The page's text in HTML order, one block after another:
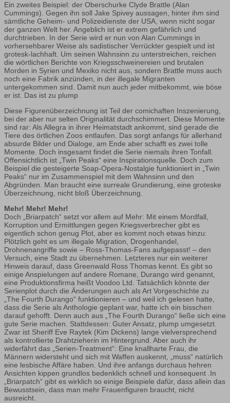
Ein zweites Beispiel: der Oberschurke Clyde Brattle (Alan
Cummings). Gegen ihn soll Jake Spivey aussagen, hinter ihm sind
sämtliche Geheim- und Polizeidienste der USA, wenn nicht sogar
der ganzen Welt her. Angeblich ist er extrem gefährlich und
durchtrieben. In der Serie wird er nun von Alan Cummings in
vorhersehbarer Weise als sadistischer Verrückter gespielt und ist
grotesk-lachhaft. Um seinen Wahnsinn zu unterstreichen, reichen
die wörtlichen Berichte von Kriegsschweinereien und brutalen
Morden in Syrien und Mexiko nicht aus, sondern Brattle muss auch
noch eine Fabrik anzünden, in der illegale Migranten
untergekommen sind. Damit nun auch jeder mitbekommt, wie böse
er ist. Das ist zu plump
Diese Figurenüberzeichnung ist Teil der comichaften Inszenierung,
bei der aber nur selten Originalität durchschimmert. Diese Momente
sind rar: Als Allegra in ihrer Heimatstadt ankommt, sind gerade die
Tiere des örtlichen Zoos entlaufen. Das sorgt anfangs für allerhand
absurde Bilder und Dialoge, am Ende aber schafft es zwei tolle
Momente. Doch insgesamt findet die Serie niemals ihren Tonfall.
Offensichtlich ist „Twin Peaks“ eine Inspirationsquelle. Doch zum
Beispiel die gesteigerte Soap-Opera-Nostalgie funktioniert in „Twin
Peaks“ nur im Zusammenspiel mit dem Wahnsinn und den
Abgründen. Man braucht eine surreale Grundierung, eine groteske
Überzeichnung, nicht bloß Überzeichnung.
Mehr! Mehr! Mehr!
Doch „Briarpatch“ setzt vor allem auf Mehr: Mit einem Mordfall,
Korruption und Ermittlungen gegen Kriegsverbrecher gibt es
eigentlich schon genug Plot, aber es kommt noch etwas hinzu:
Plötzlich geht es um illegale Migration, Drogenhandel,
Drohnenangriffe sowie – Ross-Thomas-Fans aufgepasst! – den
Versuch, eine Stadt zu übernehmen. Letzteres nur ein weiterer
Hinweis darauf, dass Greenwald Ross Thomas kennt. Es gibt so
einige Anspielungen auf andere Romane, Durango wird genannt,
eine Produktionsfirma heißt Voodoo Ltd. Tatsächlich könnte der
Serienplot durch die Änderungen auch als Art Vorgeschichte zu
„The Fourth Durango“ funktionieren – und weil ich gelesen hatte,
dass die Serie als Anthologie geplant war, hatte ich ein bisschen
darauf gehofft. Denn auch aus „The Fourth Durango“ ließe sich eine
gute Serie machen. Stattdessen: Guter Ansatz, plump umgesetzt.
Zwar ist Sheriff Eve Raytek (Kim Dickens) lange vielversprechend
als kontrollierte Drahtzieherin im Hintergrund. Aber auch ihr
widerfährt das „Serien-Treatment“: Eine knallharte Frau, die
Männern widersteht und sich mit Waffen auskennt, „muss“ natürlich
eine lesbische Affäre haben. Und ihre anfangs durchaus hehren
Ansichten kippen grundlos bedenklich schnell und konsequent .In
„Briarpatch“ gibt es wirklich so einige Beispiele dafür, dass allein das
Bewusstsein, dass man mehr Frauenfiguren braucht, nicht
ausreicht.